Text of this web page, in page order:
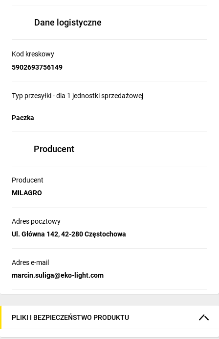
Dane logistyczne
Kod kreskowy
5902693756149
Typ przesyłki - dla 1 jednostki sprzedażowej
Paczka
Producent
Producent
MILAGRO
Adres pocztowy
Ul. Główna 142, 42-280 Częstochowa
Adres e-mail
marcin.suliga@eko-light.com
PLIKI I BEZPIECZEŃSTWO PRODUKTU